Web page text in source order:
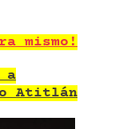
mismo!
a
Atitlán